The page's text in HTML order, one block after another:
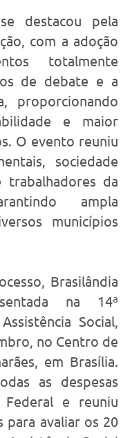
destacou pela
com a adoção
totalmente
de debate e a
proporcionando
e maior
O evento reuniu
sociedade
trabalhadores da
ampla
municípios
Brasilândia
na 14ª
Social,
no Centro de
em Brasília.
as despesas
Federal e reuniu
para avaliar os 20